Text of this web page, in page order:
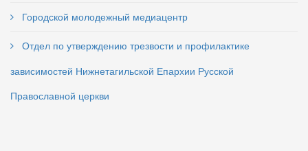
Городской молодежный медиацентр
Отдел по утверждению трезвости и профилактике
зависимостей Нижнетагильской Епархии Русской
Православной церкви